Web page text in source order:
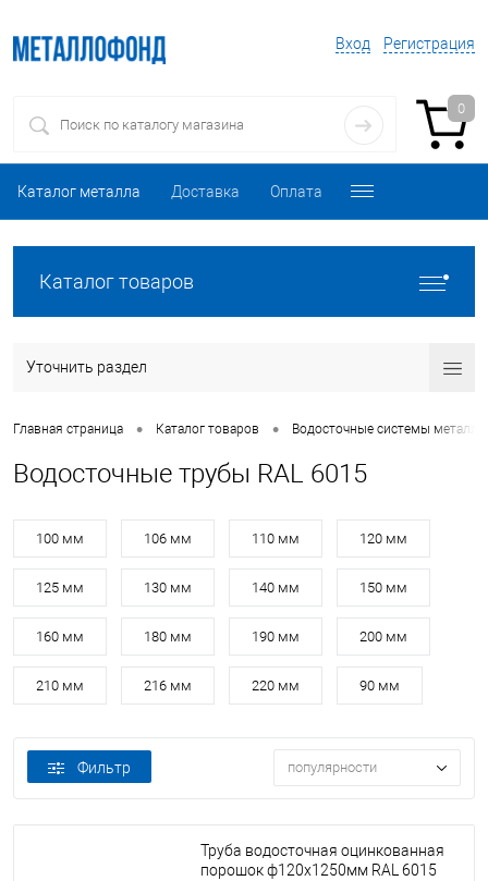
Вход Регистрация
0
Каталог металла Доставка Оплата
Каталог товаров
Уточнить раздел
Главная страница • Каталог товаров • Водосточные системы
Водосточные трубы RAL 6015
100 мм 106 мм 110 мм 120 мм
125 мм 130 мм 140 мм 150 мм
160 мм 180 мм 190 мм 200 мм
210 мм 216 мм 220 мм 90 мм
Фильтр популярности
Труба водосточная оцинкованная
порошок ф120х1250мм RAL 6015